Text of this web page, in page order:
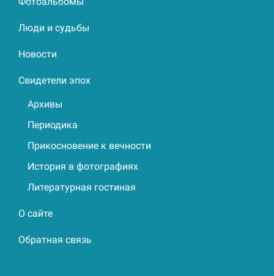
Люди и судьбы
Новости
Свидетели эпох
Архивы
Периодика
Прикосновение к вечности
История в фотографиях
Литературная гостиная
О сайте
Обратная связь